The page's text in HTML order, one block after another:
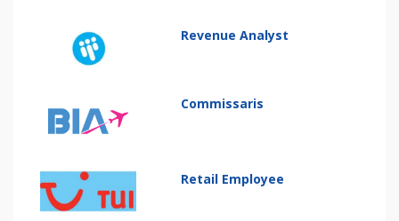
Revenue Analyst
Commissaris
Retail Employee